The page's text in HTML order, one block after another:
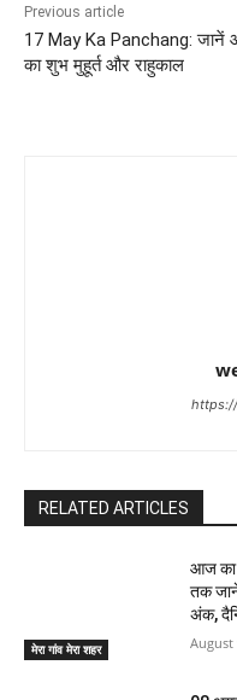
Previous article
17 May Ka Panchang:
का शुभ मुहूर्त और राहुकाल
RELATED ARTICLES
मेरा गांव मेरा शहर
आज का
तक
अंक,
August